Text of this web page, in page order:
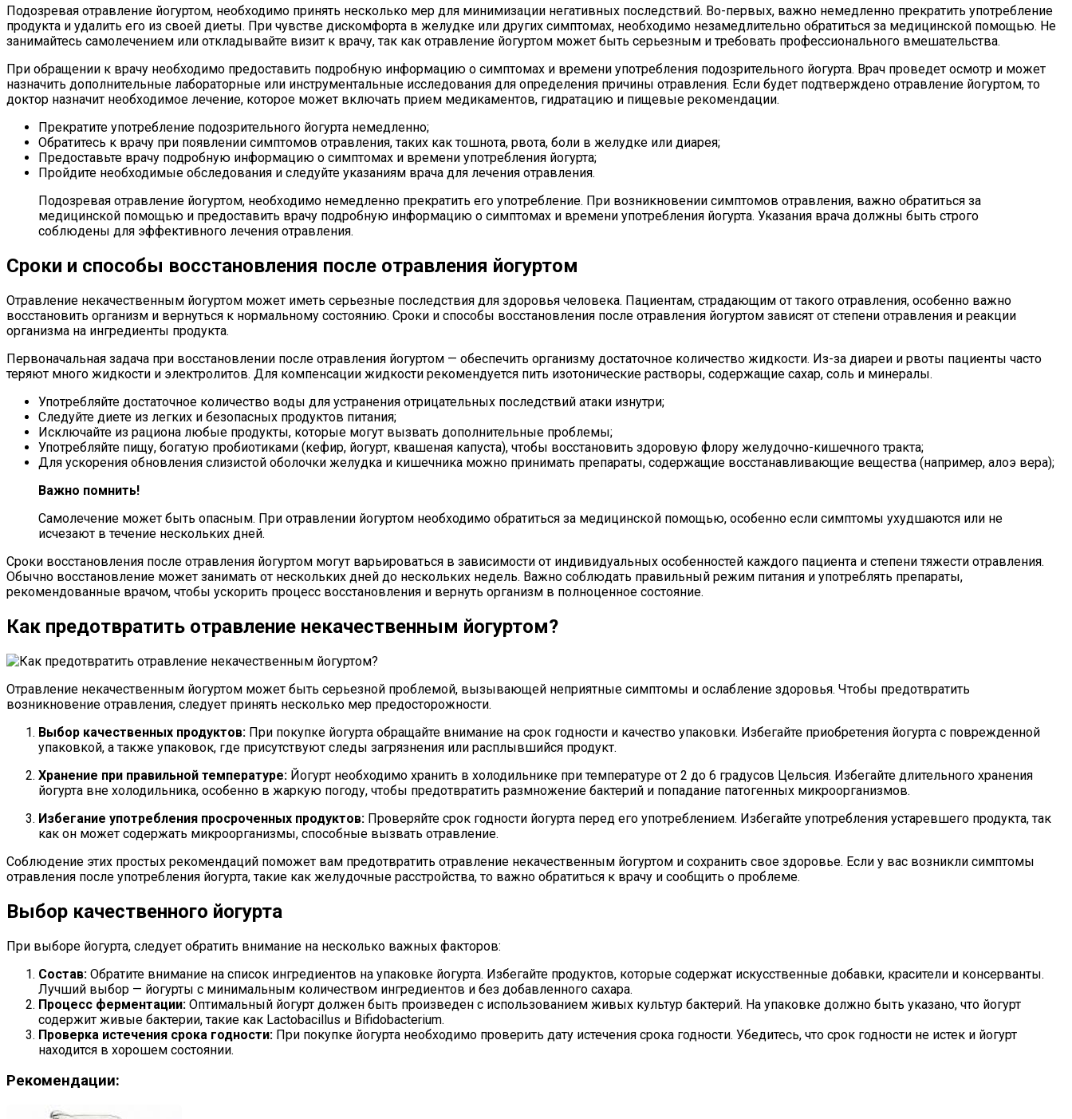
Подозревая отравление йогуртом, необходимо принять несколько мер для минимизации негативных последствий. Во-первых, важно немедленно прекратить употребление
продукта и удалить его из своей диеты. При чувстве дискомфорта в желудке или других симптомах, необходимо незамедлительно обратиться за медицинской помощью. Не
занимайтесь самолечением или откладывайте визит к врачу, так как отравление йогуртом может быть серьезным и требовать профессионального вмешательства.
При обращении к врачу необходимо предоставить подробную информацию о симптомах и времени употребления подозрительного йогурта. Врач проведет осмотр и может
назначить дополнительные лабораторные или инструментальные исследования для определения причины отравления. Если будет подтверждено отравление йогуртом, то
доктор назначит необходимое лечение, которое может включать прием медикаментов, гидратацию и пищевые рекомендации.
Прекратите употребление подозрительного йогурта немедленно;
Обратитесь к врачу при появлении симптомов отравления, таких как тошнота, рвота, боли в желудке или диарея;
Предоставьте врачу подробную информацию о симптомах и времени употребления йогурта;
Пройдите необходимые обследования и следуйте указаниям врача для лечения отравления.
Подозревая отравление йогуртом, необходимо немедленно прекратить его употребление. При возникновении симптомов отравления, важно обратиться за
медицинской помощью и предоставить врачу подробную информацию о симптомах и времени употребления йогурта. Указания врача должны быть строго
соблюдены для эффективного лечения отравления.
Сроки и способы восстановления после отравления йогуртом
Отравление некачественным йогуртом может иметь серьезные последствия для здоровья человека. Пациентам, страдающим от такого отравления, особенно важно
восстановить организм и вернуться к нормальному состоянию. Сроки и способы восстановления после отравления йогуртом зависят от степени отравления и реакции
организма на ингредиенты продукта.
Первоначальная задача при восстановлении после отравления йогуртом — обеспечить организму достаточное количество жидкости. Из-за диареи и рвоты пациенты часто
теряют много жидкости и электролитов. Для компенсации жидкости рекомендуется пить изотонические растворы, содержащие сахар, соль и минералы.
Употребляйте достаточное количество воды для устранения отрицательных последствий атаки изнутри;
Следуйте диете из легких и безопасных продуктов питания;
Исключайте из рациона любые продукты, которые могут вызвать дополнительные проблемы;
Употребляйте пищу, богатую пробиотиками (кефир, йогурт, квашеная капуста), чтобы восстановить здоровую флору желудочно-кишечного тракта;
Для ускорения обновления слизистой оболочки желудка и кишечника можно принимать препараты, содержащие восстанавливающие вещества (например, алоэ вера);
Важно помнить!
Самолечение может быть опасным. При отравлении йогуртом необходимо обратиться за медицинской помощью, особенно если симптомы ухудшаются или не
исчезают в течение нескольких дней.
Сроки восстановления после отравления йогуртом могут варьироваться в зависимости от индивидуальных особенностей каждого пациента и степени тяжести отравления.
Обычно восстановление может занимать от нескольких дней до нескольких недель. Важно соблюдать правильный режим питания и употреблять препараты,
рекомендованные врачом, чтобы ускорить процесс восстановления и вернуть организм в полноценное состояние.
Как предотвратить отравление некачественным йогуртом?
Отравление некачественным йогуртом может быть серьезной проблемой, вызывающей неприятные симптомы и ослабление здоровья. Чтобы предотвратить
возникновение отравления, следует принять несколько мер предосторожности.
Выбор качественных продуктов: При покупке йогурта обращайте внимание на срок годности и качество упаковки. Избегайте приобретения йогурта с поврежденной
упаковкой, а также упаковок, где присутствуют следы загрязнения или расплывшийся продукт.
Хранение при правильной температуре: Йогурт необходимо хранить в холодильнике при температуре от 2 до 6 градусов Цельсия. Избегайте длительного хранения
йогурта вне холодильника, особенно в жаркую погоду, чтобы предотвратить размножение бактерий и попадание патогенных микроорганизмов.
Избегание употребления просроченных продуктов: Проверяйте срок годности йогурта перед его употреблением. Избегайте употребления устаревшего продукта, так
как он может содержать микроорганизмы, способные вызвать отравление.
Соблюдение этих простых рекомендаций поможет вам предотвратить отравление некачественным йогуртом и сохранить свое здоровье. Если у вас возникли симптомы
отравления после употребления йогурта, такие как желудочные расстройства, то важно обратиться к врачу и сообщить о проблеме.
Выбор качественного йогурта
При выборе йогурта, следует обратить внимание на несколько важных факторов:
Состав: Обратите внимание на список ингредиентов на упаковке йогурта. Избегайте продуктов, которые содержат искусственные добавки, красители и консерванты.
Лучший выбор — йогурты с минимальным количеством ингредиентов и без добавленного сахара.
Процесс ферментации: Оптимальный йогурт должен быть произведен с использованием живых культур бактерий. На упаковке должно быть указано, что йогурт
содержит живые бактерии, такие как Lactobacillus и Bifidobacterium.
Проверка истечения срока годности: При покупке йогурта необходимо проверить дату истечения срока годности. Убедитесь, что срок годности не истек и йогурт
находится в хорошем состоянии.
Рекомендации: